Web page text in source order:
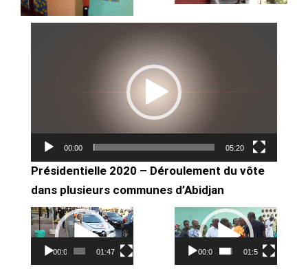
00:00 05:20
Présidentielle 2020 – Déroulement du vôte
dans plusieurs communes d’Abidjan
Lecteur
vidéo
00:00 01:47:40
Lecteur
vidéo
00:00 01:57